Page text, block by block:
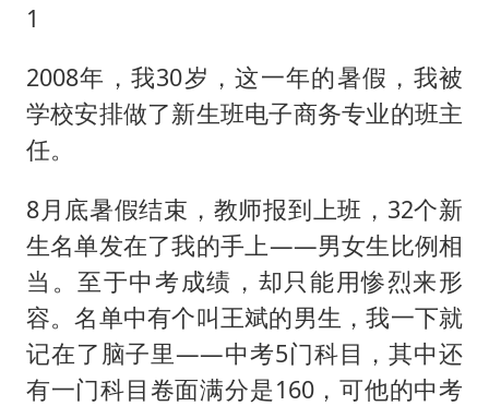
1
2008年，我30岁，这一年的暑假，我被
学校安排做了新生班电子商务专业的班主
任。
8月底暑假结束，教师报到上班，32个新
生名单发在了我的手上——男女生比例相
当。至于中考成绩，却只能用惨烈来形
容。名单中有个叫王斌的男生，我一下就
记在了脑子里——中考5门科目，其中还
有一门科目卷面满分是160，可他的中考